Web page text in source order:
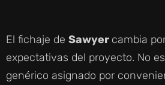
El fichaje de Sawyer cambia
expectativas del proyecto. No
genérico asignado por